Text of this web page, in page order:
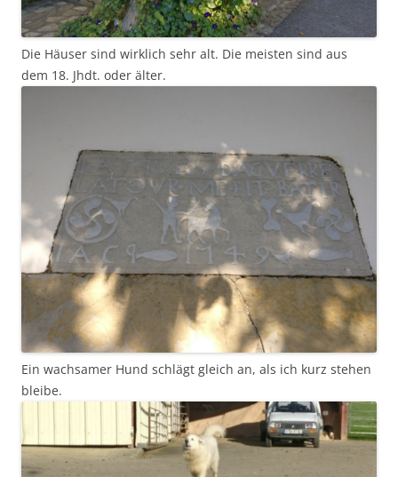
Die Häuser sind wirklich sehr alt. Die meisten sind aus
dem 18. Jhdt. oder älter.
Ein wachsamer Hund schlägt gleich an, als ich kurz stehen
bleibe.